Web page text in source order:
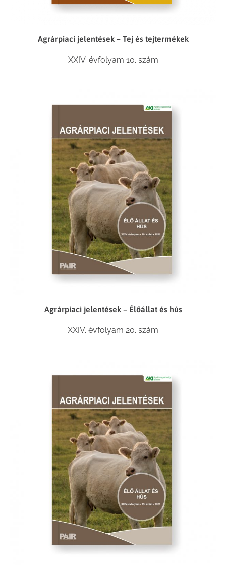
Agrárpiaci jelentések – Tej és tejtermékek
XXIV. évfolyam 10. szám
Agrárpiaci jelentések – Élőállat és hús
XXIV. évfolyam 20. szám